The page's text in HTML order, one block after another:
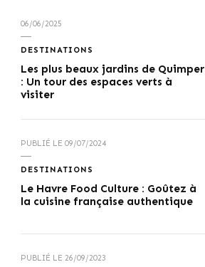
06/06/2025
DESTINATIONS
Les plus beaux jardins de Quimper
: Un tour des espaces verts à
visiter
PUBLIÉ LE 09/07/2024
DESTINATIONS
Le Havre Food Culture : Goûtez à
la cuisine française authentique
PUBLIÉ LE 26/09/2023